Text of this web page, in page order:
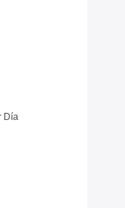
Día